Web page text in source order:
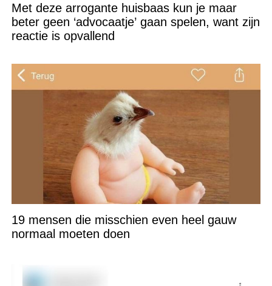
Met deze arrogante huisbaas kun je maar
beter geen ‘advocaatje’ gaan spelen, want zijn
reactie is opvallend
19 mensen die misschien even heel gauw
normaal moeten doen